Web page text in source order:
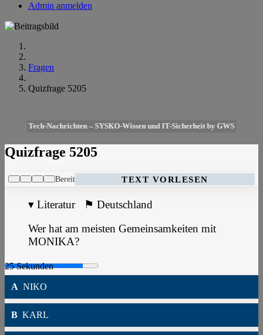
Admin anmelden
Fragen
Quizfrage 5205
Tech-Nachrichten – SYSKO-Wissen und IT-Sicherheit by GWS
Quizfrage 5205
Bereit TEXT VORLESEN
▾ Literatur ⚑ Deutschland
Wer hat am meisten Gemeinsamkeiten mit
MONIKA?
A NIKO
B KARL